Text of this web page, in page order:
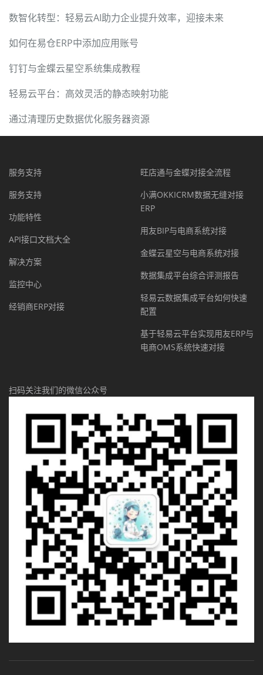
数智化转型：轻易云AI助力企业提升效率，迎接未来
如何在易仓ERP中添加应用账号
钉钉与金蝶云星空系统集成教程
轻易云平台：高效灵活的静态映射功能
通过清理历史数据优化服务器资源
服务支持
服务支持
功能特性
API接口文档大全
解决方案
监控中心
经销商ERP对接
旺店通与金蝶对接全流程
小满OKKICRM数据无缝对接
ERP
用友BIP与电商系统对接
金蝶云星空与电商系统对接
数据集成平台综合评测报告
轻易云数据集成平台如何快速
配置
基于轻易云平台实现用友ERP与
电商OMS系统快速对接
扫码关注我们的微信公众号